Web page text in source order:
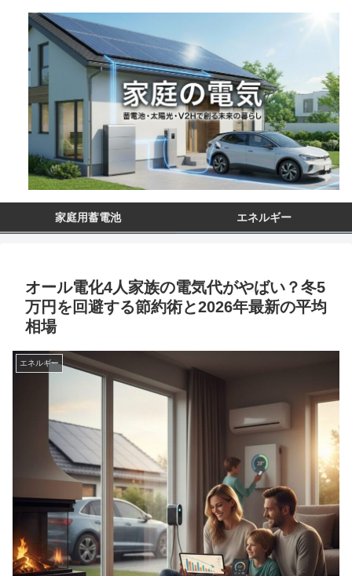
家庭用蓄電池 エネルギー
オール電化4人家族の電気代がやばい？冬5
万円を回避する節約術と2026年最新の平均
相場
エネルギー